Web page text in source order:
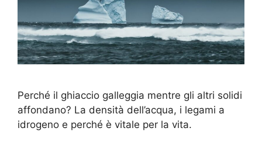
Perché il ghiaccio galleggia mentre gli altri solidi
affondano? La densità dell’acqua, i legami a
idrogeno e perché è vitale per la vita.